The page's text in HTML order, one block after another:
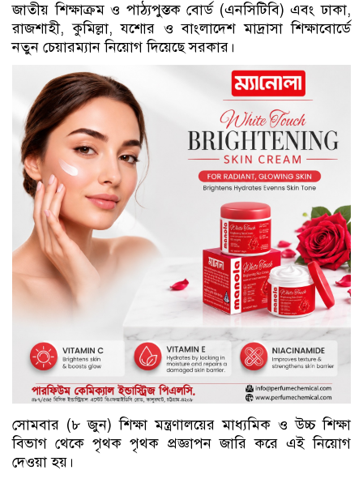
জাতীয় শিক্ষাক্রম ও পাঠ্যপুস্তক বোর্ড (এনসিটিবি) এবং ঢাকা,
রাজশাহী, কুমিল্লা, যশোর ও বাংলাদেশ মাদ্রাসা শিক্ষাবোর্ডে
নতুন চেয়ারম্যান নিয়োগ দিয়েছে সরকার।
সোমবার (৮ জুন) শিক্ষা মন্ত্রণালয়ের মাধ্যমিক ও উচ্চ শিক্ষা
বিভাগ থেকে পৃথক পৃথক প্রজ্ঞাপন জারি করে এই নিয়োগ
দেওয়া হয়।